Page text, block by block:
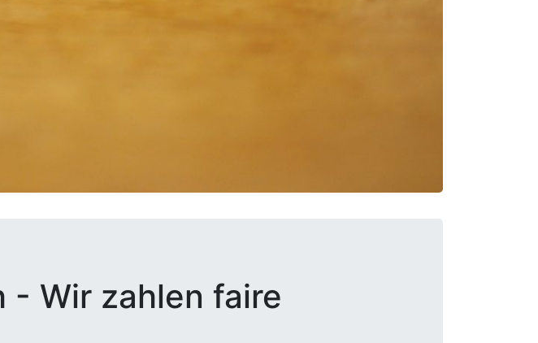
- Wir zahlen faire